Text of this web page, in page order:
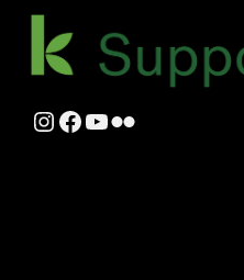
Instagram
Facebook
YouTube
Flickr